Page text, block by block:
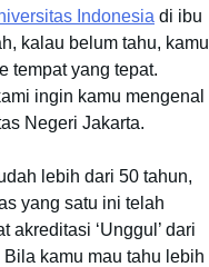
Indonesia di ibu
kalau belum tahu, kamu
tempat yang tepat.
ingin kamu mengenal
Negeri Jakarta.
lebih dari 50 tahun,
yang satu ini telah
akreditasi ‘Unggul’ dari
Bila kamu mau tahu lebih